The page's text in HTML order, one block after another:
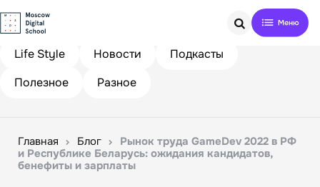
Search
Life Style
Новости
Подкасты
Полезное
Разное
Главная Блог
Рынок труда GameDev 2022 в РФ
и Республике Беларусь: ожидания кандидатов,
бенефиты и зарплаты